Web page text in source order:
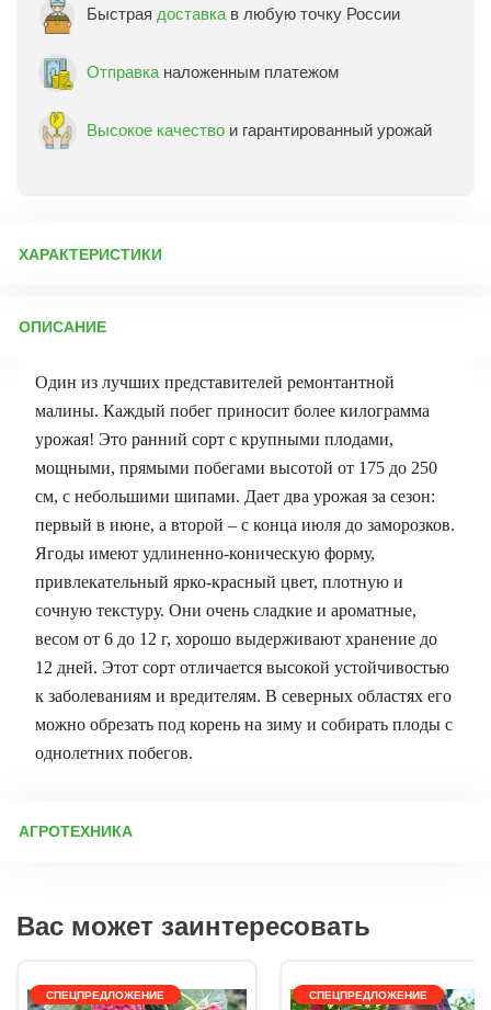
Быстрая доставка в любую точку России
Отправка наложенным платежом
Высокое качество и гарантированный урожай
ХАРАКТЕРИСТИКИ
Бренд товара:
Срок отправки:Осень 2026
ОПИСАНИЕ
Один из лучших представителей ремонтантной
малины. Каждый побег приносит более килограмма
урожая! Это ранний сорт с крупными плодами,
мощными, прямыми побегами высотой от 175 до 250
см, с небольшими шипами. Дает два урожая за сезон:
первый в июне, а второй – с конца июля до заморозков.
Ягоды имеют удлиненно-коническую форму,
привлекательный ярко-красный цвет, плотную и
сочную текстуру. Они очень сладкие и ароматные,
весом от 6 до 12 г, хорошо выдерживают хранение до
12 дней. Этот сорт отличается высокой устойчивостью
к заболеваниям и вредителям. В северных областях его
можно обрезать под корень на зиму и собирать плоды с
однолетних побегов.
АГРОТЕХНИКА
сорта отличаются морозостойкостью, крупноплодностью и
устойчивостью ко многим болезням. На одном месте кусты
накапливаются возбудители болезней, поэтому плантацию
Вас может заинтересовать
СПЕЦПРЕДЛОЖЕНИЕ СПЕЦПРЕДЛОЖЕНИЕ